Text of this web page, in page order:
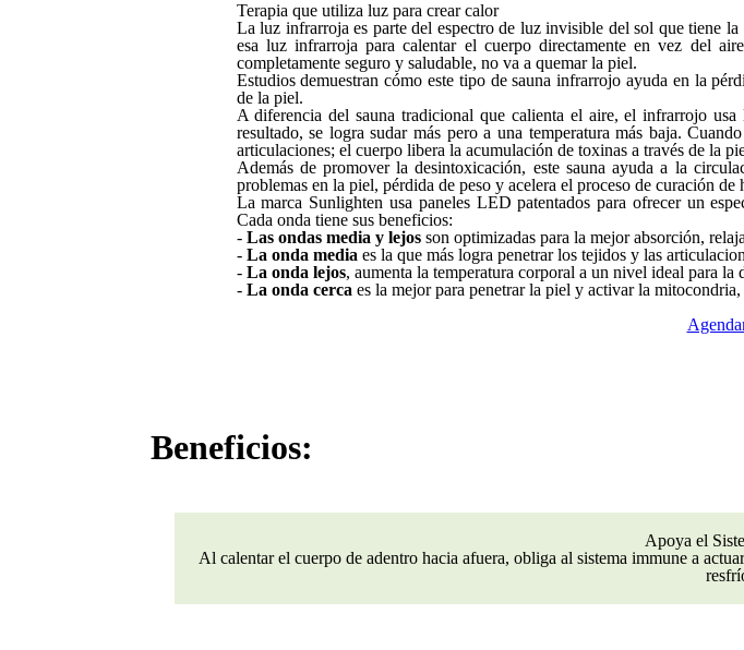
Terapia que utiliza luz para crear calor
La luz infrarroja es parte del espectro de luz invisible del sol que tiene
esa luz infrarroja para calentar el cuerpo directamente en vez del
completamente seguro y saludable, no va a quemar la piel.
Estudios demuestran cómo este tipo de sauna infrarrojo ayuda en la
de la piel.
A diferencia del sauna tradicional que calienta el aire, el infrarrojo
resultado, se logra sudar más pero a una temperatura más baja.
articulaciones; el cuerpo libera la acumulación de toxinas a través de la
Además de promover la desintoxicación, este sauna ayuda a la
problemas en la piel, pérdida de peso y acelera el proceso de curación de
La marca Sunlighten usa paneles LED patentados para ofrecer un
Cada onda tiene sus beneficios:
- Las ondas media y lejos son optimizadas para la mejor absorción,
- La onda media es la que más logra penetrar los tejidos y las
- La onda lejos, aumenta la temperatura corporal a un nivel ideal para la
- La onda cerca es la mejor para penetrar la piel y activar la
Beneficios:
Apoya el
Al calentar el cuerpo de adentro hacia afuera, obliga al sistema immune a